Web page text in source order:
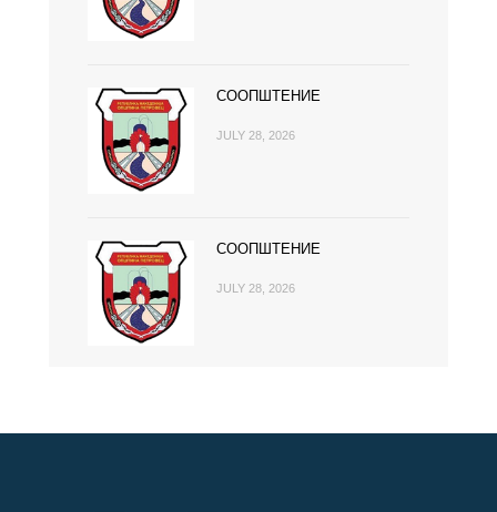
СООПШТЕНИЕ
JULY 28, 2026
СООПШТЕНИЕ
JULY 28, 2026